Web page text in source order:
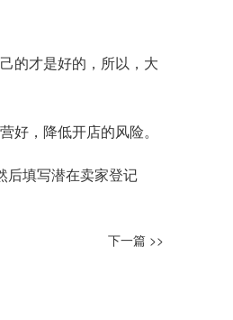
的才是好的，所以，大
，降低开店的风险。
后填写潜在卖家登记
下一篇 >>